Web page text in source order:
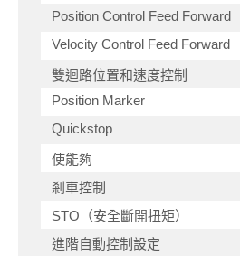
Position Control Feed Forward
Velocity Control Feed Forward
雙迴路位置和速度控制
Position Marker
Quickstop
使能夠
剎車控制
STO（安全斷開扭矩）
進階自動控制設定